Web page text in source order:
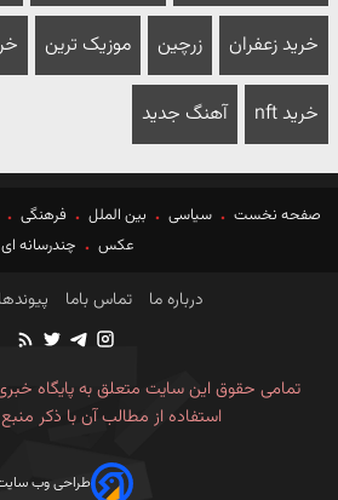
خرید زعفران زرچین موزیک ترین
خرید nft آهنگ جدید
صفحه نخست سیاسی بین الملل فرهنگی
عکس
چندرسانه ای
درباره ما تماس باما پیوندها
تمامی حقوق این سایت متعلق به پایگاه
استفاده از مطالب آن با ذکر
طراحی وب